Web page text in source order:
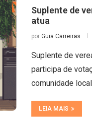
Suplente de
atua
por Guia Carreiras
Suplente de
participa de
comunidade
LEIA MAIS